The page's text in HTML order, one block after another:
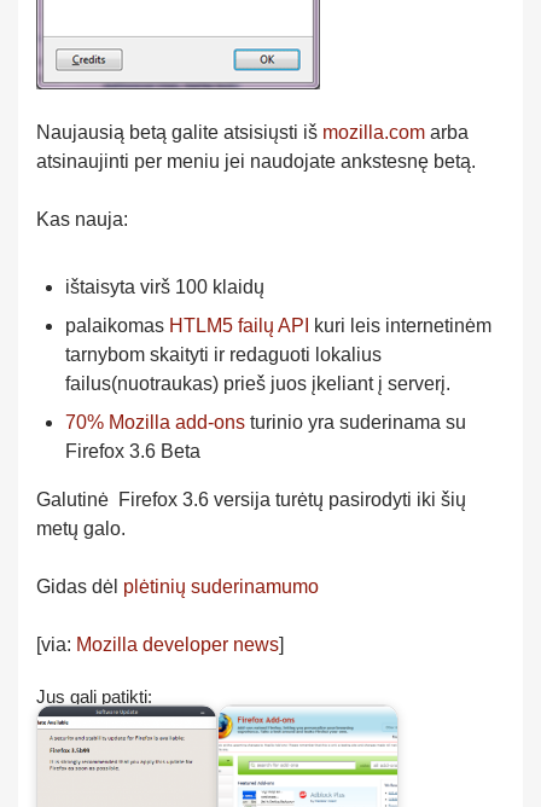
Naujausią betą galite atsisiųsti iš mozilla.com arba
atsinaujinti per meniu jei naudojate ankstesnę betą.
Kas nauja:
ištaisyta virš 100 klaidų
palaikomas HTLM5 failų API
kuri leis internetinėm
tarnybom skaityti ir redaguoti lokalius
failus(nuotraukas) prieš juos įkeliant į serverį.
70% Mozilla add-ons turinio yra suderinama su
Firefox 3.6 Beta
Galutinė Firefox 3.6 versija turėtų pasirodyti iki šių
metų galo.
Gidas dėl plėtinių suderinamumo
[via: Mozilla developer news]
Jus gali patikti: